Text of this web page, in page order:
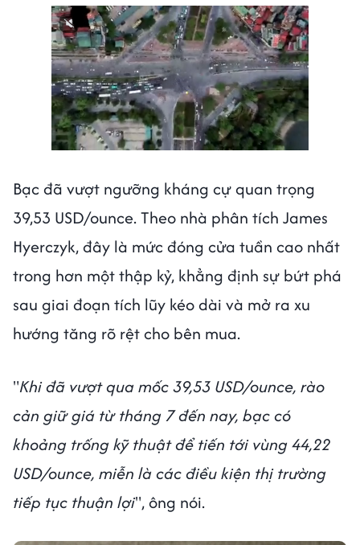
Bạc đã vượt ngưỡng kháng cự quan trọng
39,53 USD/ounce. Theo nhà phân tích James
Hyerczyk, đây là mức đóng cửa tuần cao nhất
trong hơn một thập kỷ, khẳng định sự bứt phá
sau giai đoạn tích lũy kéo dài và mở ra xu
hướng tăng rõ rệt cho bên mua.
"Khi đã vượt qua mốc 39,53 USD/ounce, rào
cản giữ giá từ tháng 7 đến nay, bạc có
khoảng trống kỹ thuật để tiến tới vùng 44,22
USD/ounce, miễn là các điều kiện thị trường
tiếp tục thuận lợi", ông nói.